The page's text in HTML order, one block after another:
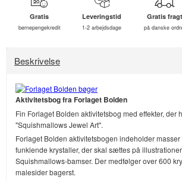
Gratis
børnepengekredit
Leveringstid
1-2 arbejdsdage
Gratis fragt
på danske
Beskrivelse
Aktivitetsbog fra Forlaget Bolden
Fin Forlaget Bolden aktivitetsbog med effekter, der
"Squishmallows Jewel Art".
Forlaget Bolden aktivitetsbogen indeholder masser
funklende krystaller, der skal sættes på
Squishmallows-bamser. Der medfølger over 600
malesider bagerst.